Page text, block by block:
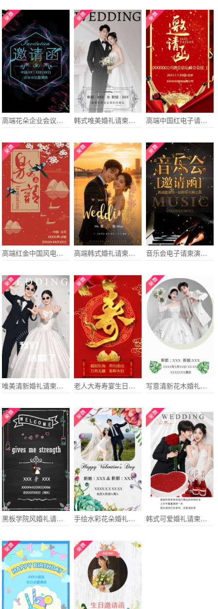
高端花朵企业会议电子请柬新品发布会电子请柬 韩式唯美婚礼请柬电子请柬 高端中国红电子请柬企业会议会展电子邀请函
高端红金中国风电子请柬 企业通用电子请柬 企业宣传 高端韩式婚礼请柬电子请柬 音乐会电子请柬演唱会演出电子请柬乐团演出歌友会
唯美清新婚礼请柬电子请柬个性 老人大寿寿宴生日请柬电子请柬 写意清新花木婚礼请柬电子请柬
黑板学院风婚礼请柬电子请柬 手绘水彩花朵婚礼请柬电子请柬 韩式可爱婚礼请柬喜帖电子请柬